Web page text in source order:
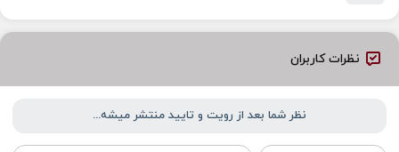
نظرات کاربران
نظر شما بعد از رویت و تایید منتشر میشه...